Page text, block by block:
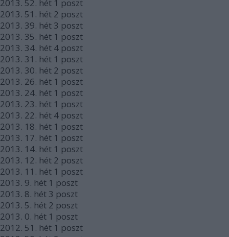
2013. 52. hét 1 poszt
2013. 51. hét 2 poszt
2013. 39. hét 3 poszt
2013. 35. hét 1 poszt
2013. 34. hét 4 poszt
2013. 31. hét 1 poszt
2013. 30. hét 2 poszt
2013. 26. hét 1 poszt
2013. 24. hét 1 poszt
2013. 23. hét 1 poszt
2013. 22. hét 4 poszt
2013. 18. hét 1 poszt
2013. 17. hét 1 poszt
2013. 14. hét 1 poszt
2013. 12. hét 2 poszt
2013. 11. hét 1 poszt
2013. 9. hét 1 poszt
2013. 8. hét 3 poszt
2013. 5. hét 2 poszt
2013. 0. hét 1 poszt
2012. 51. hét 1 poszt